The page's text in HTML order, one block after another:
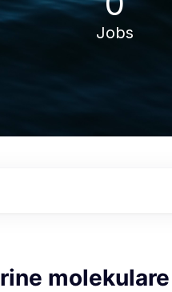
Jobs
molekulare